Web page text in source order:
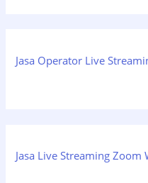
Jasa Operator Live
Jasa Live Streaming Zoom